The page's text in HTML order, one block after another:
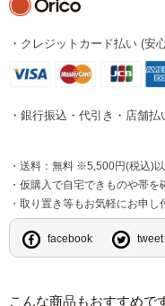
・クレジットカード払い (安
・銀行振込・代引き・店舗払
・送料：無料 ※5,500円(税込)以
・仮購入で自宅できものや帯を
・取り置き等もお気軽にお申し
facebook tweet
こんな商品もおすすめで